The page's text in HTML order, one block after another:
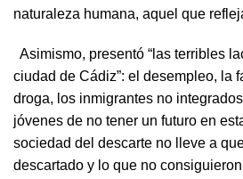
naturaleza humana, aquel que
Asimismo, presentó “las terribles
ciudad de Cádiz”: el desempleo, la
droga, los inmigrantes no
jóvenes de no tener un futuro en
sociedad del descarte no lleve a
descartado y lo que no